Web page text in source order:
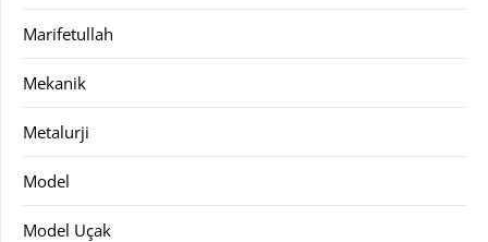
Marifetullah
Mekanik
Metalurji
Model
Model Uçak